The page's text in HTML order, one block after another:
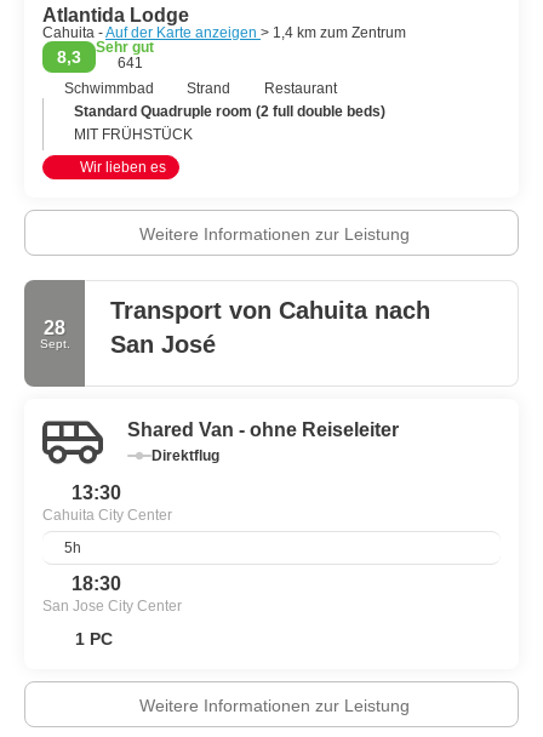
Atlantida Lodge
Cahuita -Auf der Karte anzeigen > 1,4 km zum Zentrum
8,3
Sehr gut
641
Schwimmbad
Strand
Restaurant
Standard Quadruple room (2 full double beds)
MIT FRÜHSTÜCK
Wir lieben es
Weitere Informationen zur Leistung
28
Sept.
Transport von Cahuita nach
San José
Shared Van - ohne Reiseleiter
Direktflug
13:30
Cahuita City Center
5h
18:30
San Jose City Center
1 PC
Weitere Informationen zur Leistung